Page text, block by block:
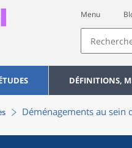
Menu
DÉFINITIONS,
Déménagements au sein